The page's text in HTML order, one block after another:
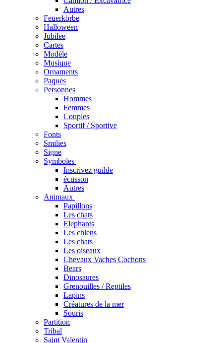
Autres
Feuerkörbe
Halloween
Jubilee
Cartes
Modèle
Musique
Ornaments
Paques
Personnes
Hommes
Femmes
Couples
Sportif / Sportive
Fonts
Smilies
Signe
Symboles
Inscrivez guilde
écusson
Autres
Animaux
Papillons
Les chats
Elephants
Les chiens
Les chats
Les oiseaux
Chevaux Vaches Cochons
Bears
Dinosaures
Grenouilles / Reptiles
Lapins
Créatures de la mer
Souris
Partition
Tribal
Saint Valentin